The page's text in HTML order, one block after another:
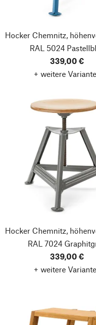
Hocker Chemnitz,
RAL 5024
339,00 €
+ weitere
Hocker Chemnitz,
RAL 7024
339,00 €
+ weitere